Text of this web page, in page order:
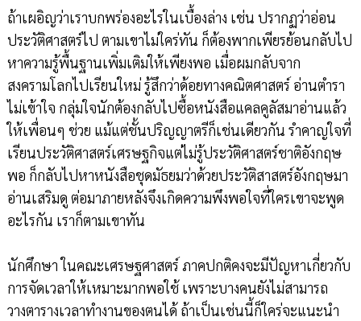
ถ้าเผอิญว่าเราบกพร่องอะไรในเบื้องล่าง เช่น ปรากฏว่าอ่อน
ประวัติศาสตร์ไป ตามเขาไม่ใคร่ทัน ก็ต้องพากเพียรย้อนกลับไป
หาความรู้พื้นฐานเพิ่มเติมให้เพียงพอ เมื่อผมกลับจาก
สงครามโลกไปเรียนใหม่ รู้สึกว่าด้อยทางคณิตศาสตร์ อ่านตำรา
ไม่เข้าใจ กลุ่มใจนักต้องกลับไปซื้อหนังสือแคลคูลัสมาอ่านแล้ว
ให้เพื่อนๆ ช่วย แม้แต่ชั้นปริญญาตรีก็เช่นเดียวกัน รำคาญใจที่
เรียนประวัติศาสตร์เศรษฐกิจแต่ไม่รู้ประวัติศาสตร์ชาติอังกฤษ
พอ ก็กลับไปหาหนังสือชุดมัธยมว่าด้วยประวัติสาสตร์อังกฤษมา
อ่านเสริมดู ต่อมาภายหลังจึงเกิดความพึงพอใจที่ใครเขาจะพูด
อะไรกัน เราก็ตามเขาทัน
นักศึกษา ในคณะเศรษฐศาสตร์ ภาคปกติคงจะมีปัญหาเกี่ยวกับ
การจัดเวลาให้เหมาะมากพอใช้ เพราะบางคนยังไม่สามารถ
วางตารางเวลาทำงานของตนได้ ถ้าเป็นเช่นนี้ก็ใคร่จะแนะนำ